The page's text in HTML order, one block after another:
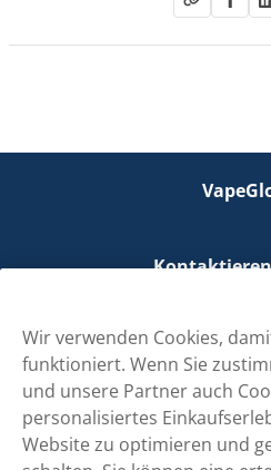
Mo/Di/Fr: 09-17 Uhr (Pause 12-
15)
Wir verwenden Cookies,
funktioniert. Wenn Sie
und unsere Partner auch
personalisiertes
Website zu optimieren und